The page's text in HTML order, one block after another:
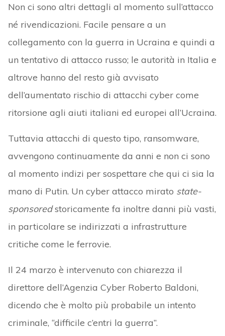
Non ci sono altri dettagli al momento sull’attacco
né rivendicazioni. Facile pensare a un
collegamento con la guerra in Ucraina e quindi a
un tentativo di attacco russo; le autorità in Italia e
altrove hanno del resto già avvisato
dell’aumentato rischio di attacchi cyber come
ritorsione agli aiuti italiani ed europei all’Ucraina.
Tuttavia attacchi di questo tipo, ransomware,
avvengono continuamente da anni e non ci sono
al momento indizi per sospettare che qui ci sia la
mano di Putin. Un cyber attacco mirato state-
sponsoredstoricamente fa inoltre danni più vasti,
in particolare se indirizzati a infrastrutture
critiche come le ferrovie.
Il 24 marzo è intervenuto con chiarezza il
direttore dell’Agenzia Cyber Roberto Baldoni,
dicendo che è molto più probabile un intento
criminale, “difficile c’entri la guerra”.